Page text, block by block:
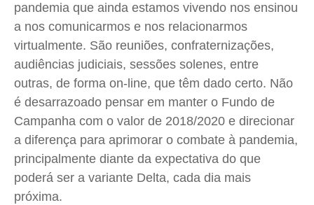
pandemia que ainda estamos vivendo nos ensinou
a nos comunicarmos e nos relacionarmos
virtualmente. São reuniões, confraternizações,
audiências judiciais, sessões solenes, entre
outras, de forma on-line, que têm dado certo. Não
é desarrazoado pensar em manter o Fundo de
Campanha com o valor de 2018/2020 e direcionar
a diferença para aprimorar o combate à pandemia,
principalmente diante da expectativa do que
poderá ser a variante Delta, cada dia mais
próxima.